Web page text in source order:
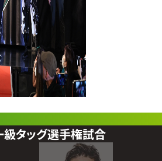
級タッグ選手権試合